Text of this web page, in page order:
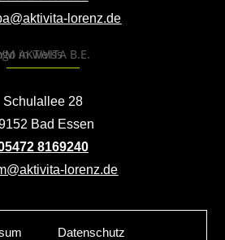
lorenz.de
Schulallee 28
Bad Essen
8169240
lorenz.de
Datenschutz